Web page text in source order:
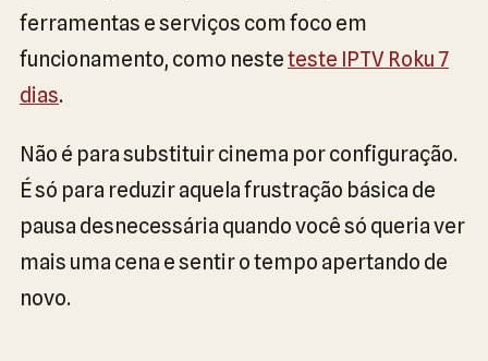
ferramentas e serviços com foco em
funcionamento, como nesteteste IPTV Roku 7
dias.
Não é para substituir cinema por configuração.
É só para reduzir aquela frustração básica de
pausa desnecessária quando você só queria ver
mais uma cena e sentir o tempo apertando de
novo.